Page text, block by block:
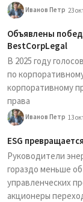
Иванов Петр 23
Объявлены
BestCorpLegal
В 2025 году
по
корпоративному
права
Иванов Петр 13
ESG
Руководители
гораздо меньше
управленческих
акционеры